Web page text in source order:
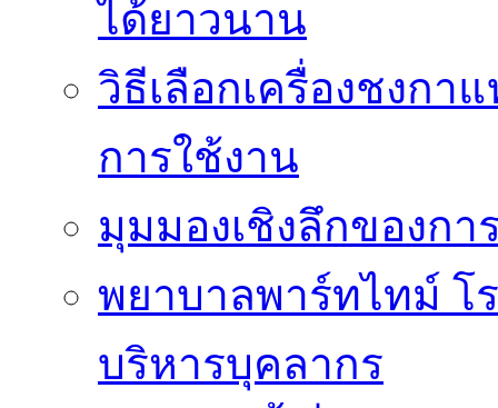
ได้ยาวนาน
วิธีเลือกเครื่องชงกา
การใช้งาน
มุมมองเชิงลึกของก
พยาบาลพาร์ทไทม์ โ
บริหารบุคลากร